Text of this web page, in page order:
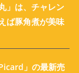
」は、チャレン
ば豚角煮が美味
」の最新売